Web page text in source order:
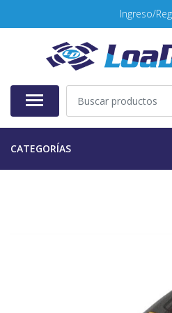
Ingreso/
CATEGORÍAS